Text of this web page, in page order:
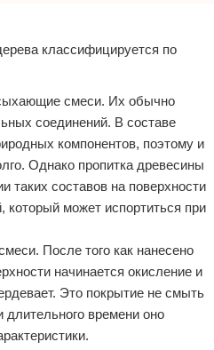
классифицируется по
смеси. Их обычно
соединений. В составе
компонентов, поэтому и
Однако пропитка древесины
таких составов на поверхности
может испортиться при
После того как нанесено
начинается окисление и
Это покрытие не смыть
длительного времени оно